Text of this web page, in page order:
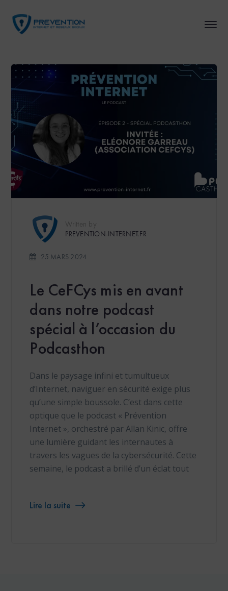
PREVENTION-INTERNET.FR
25 MARS 2024
Le CeFCys mis en avant
dans notre podcast
spécial à l’occasion du
Podcasthon
Dans le paysage infini et tumultueux
d’Internet, naviguer en sécurité exige plus
qu’une simple boussole. C’est dans cette
optique que le podcast « Prévention
Internet », orchestré par Allan Kinic, offre
une lumière guidant les internautes à
travers les vagues de la cybersécurité. Cette
semaine, le podcast a brillé d’un éclat tout
Lire la suite